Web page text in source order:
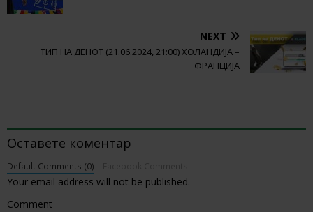
NEXT
ТИП НА ДЕНОТ (21.06.2024, 21:00) ХОЛАНДИЈА –
ФРАНЦИЈА
Оставете коментар
Default Comments (0)
Your email address will not be published.
Comment